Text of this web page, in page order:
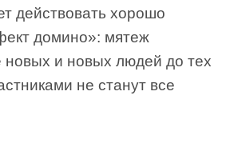
действовать хорошо
домино»: мятеж
новых и новых людей до тех
не станут все